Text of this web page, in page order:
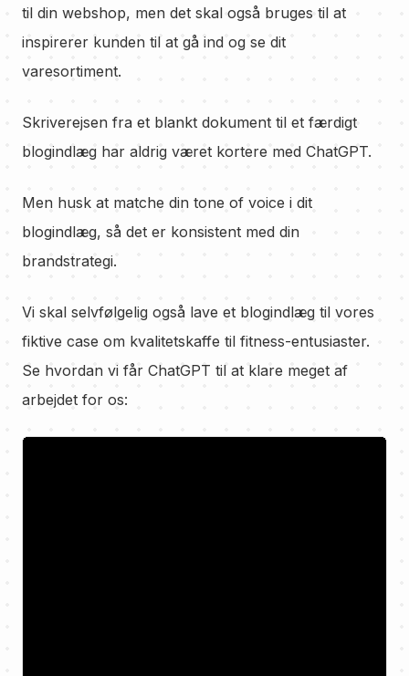
til din webshop, men det skal også bruges til at
inspirerer kunden til at gå ind og se dit
varesortiment.
Skriverejsen fra et blankt dokument til et færdigt
blogindlæg har aldrig været kortere med ChatGPT.
Men husk at matche din tone of voice i dit
blogindlæg, så det er konsistent med din
brandstrategi.
Vi skal selvfølgelig også lave et blogindlæg til vores
fiktive case om kvalitetskaffe til fitness-entusiaster.
Se hvordan vi får ChatGPT til at klare meget af
arbejdet for os: